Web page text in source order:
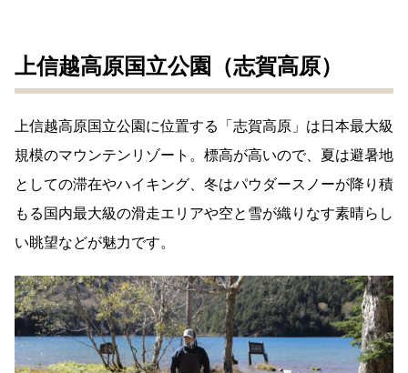
上信越高原国立公園（志賀高原）
上信越高原国立公園に位置する「志賀高原」は日本最大級
規模のマウンテンリゾート。標高が高いので、夏は避暑地
としての滞在やハイキング、冬はパウダースノーが降り積
もる国内最大級の滑走エリアや空と雪が織りなす素晴らし
い眺望などが魅力です。